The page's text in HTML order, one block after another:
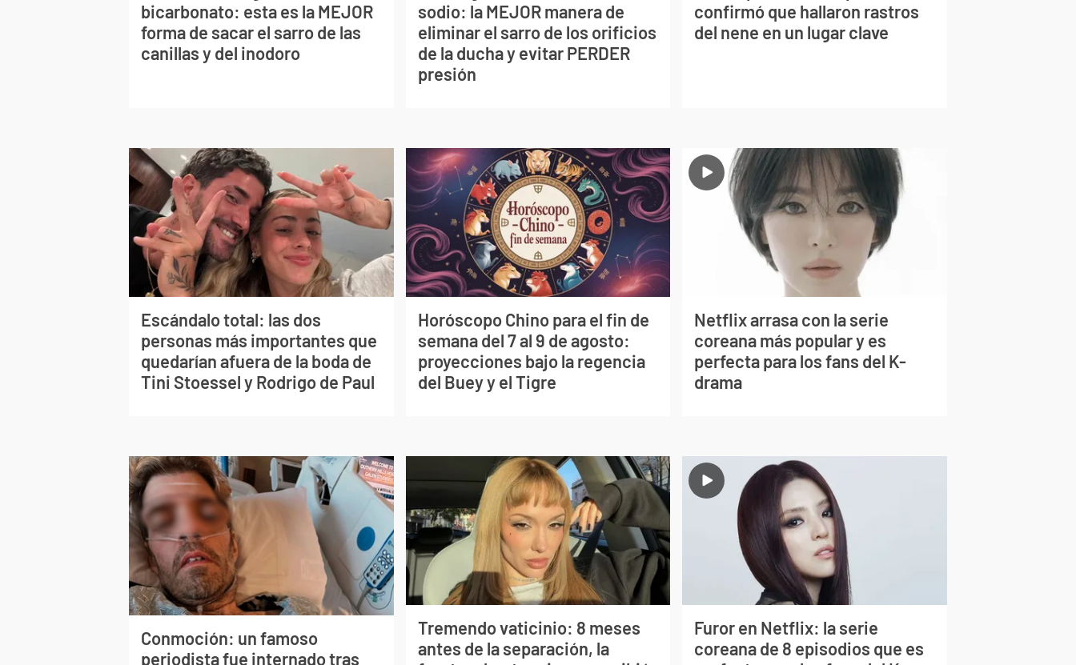
bicarbonato: esta es la MEJOR
forma de sacar el sarro de las
canillas y del inodoro
sodio: la MEJOR manera de
eliminar el sarro de los orificios
de la ducha y evitar PERDER
presión
confirmó que hallaron rastros
del nene en un lugar clave
Escándalo total: las dos
personas más importantes que
quedarían afuera de la boda de
Tini Stoessel y Rodrigo de Paul
Horóscopo Chino para el fin de
semana del 7 al 9 de agosto:
proyecciones bajo la regencia
del Buey y el Tigre
Netflix arrasa con la serie
coreana más popular y es
perfecta para los fans del K-
drama
Conmoción: un famoso
periodista fue internado tras
Tremendo vaticinio: 8 meses
antes de la separación, la
Furor en Netflix: la serie
coreana de 8 episodios que es